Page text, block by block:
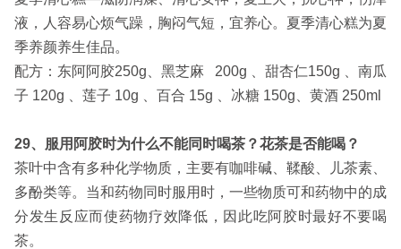
液，人容易心烦气躁，胸闷气短，宜养心。夏季清心糕为夏
季养颜养生佳品。
配方： 东阿阿胶250g、 黑芝麻 200g 、 甜杏仁150g 、 南瓜
子 120g 、 莲子 10g 、 百合 15g 、 冰糖 150g、 黄酒 250ml
29、服用阿胶时为什么不能同时喝茶？花茶是否能喝？
茶叶中含有多种化学物质，主要有咖啡碱、鞣酸、儿茶素、
多酚类等。当和药物同时服用时，一些物质可和药物中的成
分发生反应而使药物疗效降低，因此吃阿胶时最好不要喝
茶。